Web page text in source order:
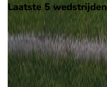
Laatste 5 wedstrijden
H2H
Cadiz
Leganés
24 mei 2026
Cadiz
Leganés